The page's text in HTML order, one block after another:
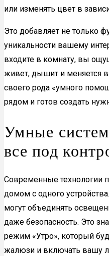
или изменять цвет в
Это добавляет не только
уникальности вашему
входите в комнату, вы
живет, дышит и меняется
своего рода «умного
рядом и готов создать
Умные
все под
Современные технологии
домом с одного
могут объединять
даже безопасность. Это
режим «Утро», который
жалюзи и включать вашу